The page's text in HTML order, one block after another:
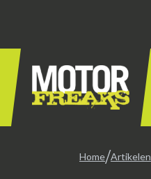
Home/Artikelen